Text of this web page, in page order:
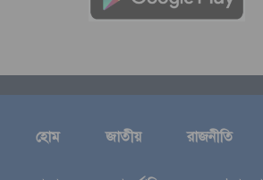
হোম জাতীয় রাজনীতি